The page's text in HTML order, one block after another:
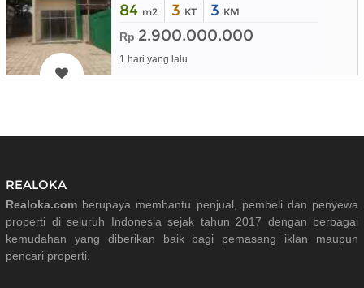
84 m2 3 KT 3 KM
Rp 2.900.000.000
1 hari yang lalu
REALOKA
Realoka.com berupaya membantu penjual, pembeli dan penyewa
properti di seluruh Indonesia sejak tahun 2017 dengan berbagai
kemudahan yang diberikan baik bagi pemasang iklan maupun
pencari properti.